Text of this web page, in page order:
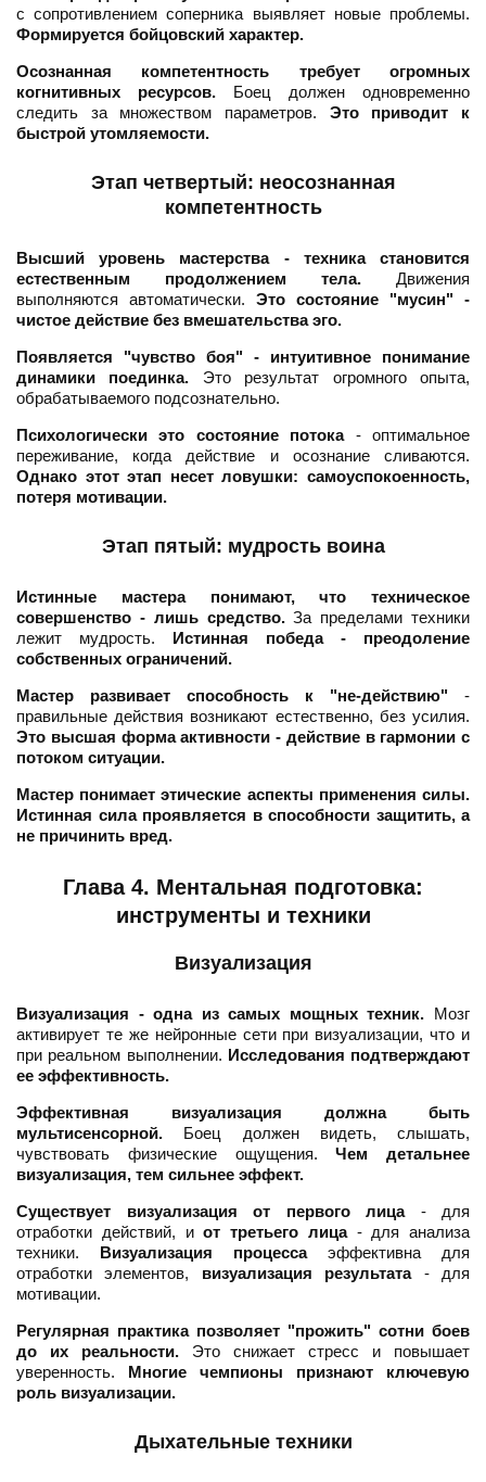
с сопротивлением соперника выявляет новые проблемы.
Формируется бойцовский характер.
Осознанная компетентность требует огромных
когнитивных ресурсов. Боец должен одновременно
следить за множеством параметров. Это приводит к
быстрой утомляемости.
Этап четвертый: неосознанная
компетентность
Высший уровень мастерства - техника становится
естественным продолжением тела. Движения
выполняются автоматически. Это состояние "мусин" -
чистое действие без вмешательства эго.
Появляется "чувство боя" - интуитивное понимание
динамики поединка. Это результат огромного опыта,
обрабатываемого подсознательно.
Психологически это состояние потока- оптимальное
переживание, когда действие и осознание сливаются.
Однако этот этап несет ловушки: самоуспокоенность,
потеря мотивации.
Этап пятый: мудрость воина
Истинные мастера понимают, что техническое
совершенство - лишь средство.За пределами техники
лежит мудрость. Истинная победа - преодоление
собственных ограничений.
Мастер развивает способность к "не-действию" -
правильные действия возникают естественно, без усилия.
Это высшая форма активности - действие в гармонии с
потоком ситуации.
Мастер понимает этические аспекты применения силы.
Истинная сила проявляется в способности защитить, а
не причинить вред.
Глава 4. Ментальная подготовка:
инструменты и техники
Визуализация
Визуализация - одна из самых мощных техник. Мозг
активирует те же нейронные сети при визуализации, что и
при реальном выполнении. Исследования подтверждают
ее эффективность.
Эффективная визуализация должна быть
мультисенсорной. Боец должен видеть, слышать,
чувствовать физические ощущения.Чем детальнее
визуализация, тем сильнее эффект.
Существует визуализация от первого лица- для
отработки действий, иот третьего лица- для анализа
техники. Визуализация процессаэффективна для
отработки элементов, визуализация результата- для
мотивации.
Регулярная практика позволяет "прожить" сотни боев
до их реальности. Это снижает стресс и повышает
уверенность. Многие чемпионы признают ключевую
роль визуализации.
Дыхательные техники